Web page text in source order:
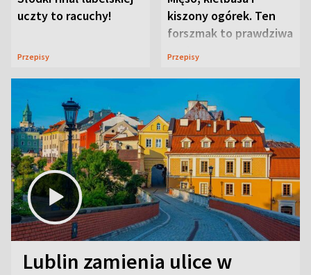
uczty to racuchy!
Przepisy
kiszony ogórek. Ten
forszmak to prawdziwa
uczta
Przepisy
Lublin zamienia ulice w